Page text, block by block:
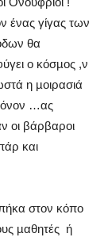
ένας γίγας των
θα
ο κόσµος ,ν
η µοιρασιά
…ας
οι βάρβαροι
και
στον κόπο
µαθητές ή